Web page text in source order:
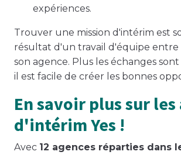
expériences.
Trouver une mission d'intérim est
résultat d'un travail d'équipe entre
son agence. Plus les échanges
il est facile de créer les bonnes
En savoir plus sur les
d'intérim Yes !
Avec 12 agences réparties dans